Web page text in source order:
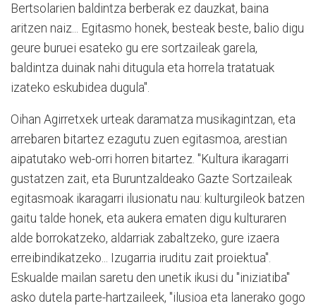
Bertsolarien baldintza berberak ez dauzkat, baina
aritzen naiz... Egitasmo honek, besteak beste, balio digu
geure buruei esateko gu ere sortzaileak garela,
baldintza duinak nahi ditugula eta horrela tratatuak
izateko eskubidea dugula".
Oihan Agirretxek urteak daramatza musikagintzan, eta
arrebaren bitartez ezagutu zuen egitasmoa, arestian
aipatutako web-orri horren bitartez. "Kultura ikaragarri
gustatzen zait, eta Buruntzaldeako Gazte Sortzaileak
egitasmoak ikaragarri ilusionatu nau: kulturgileok batzen
gaitu talde honek, eta aukera ematen digu kulturaren
alde borrokatzeko, aldarriak zabaltzeko, gure izaera
erreibindikatzeko... Izugarria iruditu zait proiektua".
Eskualde mailan saretu den unetik ikusi du "iniziatiba"
asko dutela parte-hartzaileek, "ilusioa eta lanerako gogo